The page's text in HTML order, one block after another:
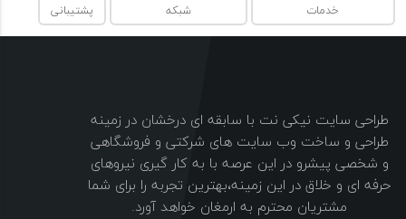
خدمات شبکه پشتیبانی
طراحی سایت نیکی نت با سابقه ای درخشان در زمینه
طراحی و ساخت وب سایت های شرکتی و فروشگاهی
و شخصی پیشرو در این عرصه با به کار گیری نیروهای
حرفه ای و خلاق در این زمینه،بهترین تجربه را برای شما
مشتریان محترم به ارمغان خواهد آورد.